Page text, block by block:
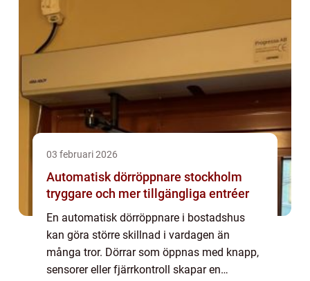
03 februari 2026
Automatisk dörröppnare stockholm
tryggare och mer tillgängliga entréer
En automatisk dörröppnare i bostadshus
kan göra större skillnad i vardagen än
många tror. Dörrar som öppnas med knapp,
sensorer eller fjärrkontroll skapar en